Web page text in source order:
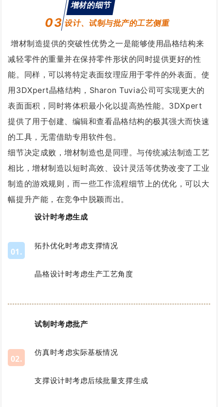
03
增材的细节
设计、试制与批产的工艺侧重
增材制造提供的突破性优势之一是能够使用晶格结构来
减轻零件的重量并在保持零件形状的同时提供更好的性
能。同样，可以将特定表面纹理应用于零件的外表面。 使
用3DXpert晶格结构，Sharon Tuvia公司可实现更大的
表面面积，同时将体积最小化以提高热性能。 3DXpert
提供了用于创建、编辑和查看晶格结构的极其强大而快速
的工具，无需借助专用软件包。
细节决定成败，增材制造也是同理。与传统减法制造工艺
相比，增材制造以短时高效、设计灵活等优势改变了工业
制造的游戏规则，而一些工作流程细节上的优化，可以大
幅提升产能，在竞争中脱颖而出。
01.
设计时考虑生成
拓扑优化时考虑支撑情况
晶格设计时考虑生产工艺角度
02.
试制时考虑批产
仿真时考虑实际基板情况
支撑设计时考虑后续批量支撑生成